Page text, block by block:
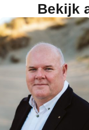
Bekijk